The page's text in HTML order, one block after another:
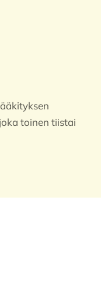
toinen tiistai